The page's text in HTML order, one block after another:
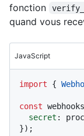
fonction
quand vous
JavaScript
import {
const
secret :
});